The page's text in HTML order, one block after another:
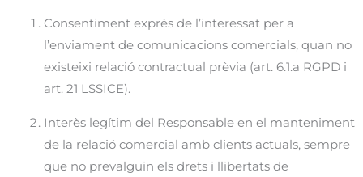
Consentiment exprés de l’interessat per a
l’enviament de comunicacions comercials, quan no
existeixi relació contractual prèvia (art. 6.1.a RGPD i
art. 21 LSSICE).
Interès legítim del Responsable en el manteniment
de la relació comercial amb clients actuals, sempre
que no prevalguin els drets i llibertats de